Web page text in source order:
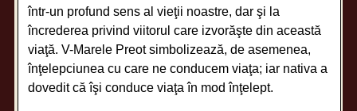
într-un profund sens al vieţii noastre, dar şi la
încrederea privind viitorul care izvorăşte din această
viaţă. V-Marele Preot simbolizează, de asemenea,
înţelepciunea cu care ne conducem viaţa; iar nativa a
dovedit că îşi conduce viaţa în mod înţelept.